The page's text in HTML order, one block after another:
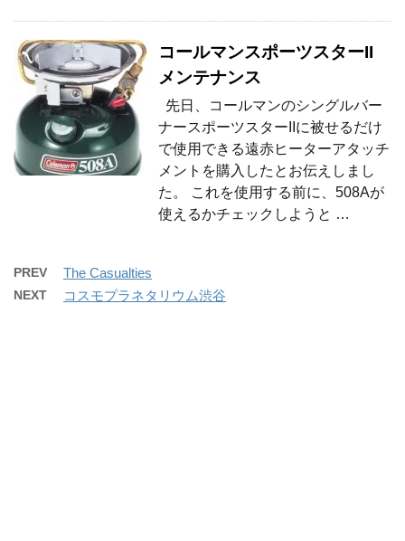
コールマンスポーツスターII
メンテナンス
先日、コールマンのシングルバー
ナースポーツスターIIに被せるだけ
で使用できる遠赤ヒーターアタッチ
メントを購入したとお伝えしまし
た。 これを使用する前に、508Aが
使えるかチェックしようと …
PREV The Casualties
NEXT コスモプラネタリウム渋谷